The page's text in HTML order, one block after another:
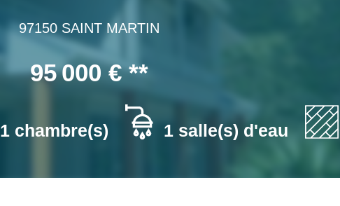
97150 SAINT MARTIN
95 000 €**
1 chambre(s) 1 salle(s) d'eau